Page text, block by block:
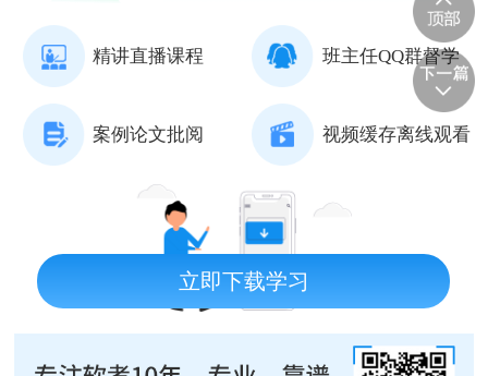
精讲直播课程 班主任QQ群督学
案例论文批阅 视频缓存离线观看
立即下载学习